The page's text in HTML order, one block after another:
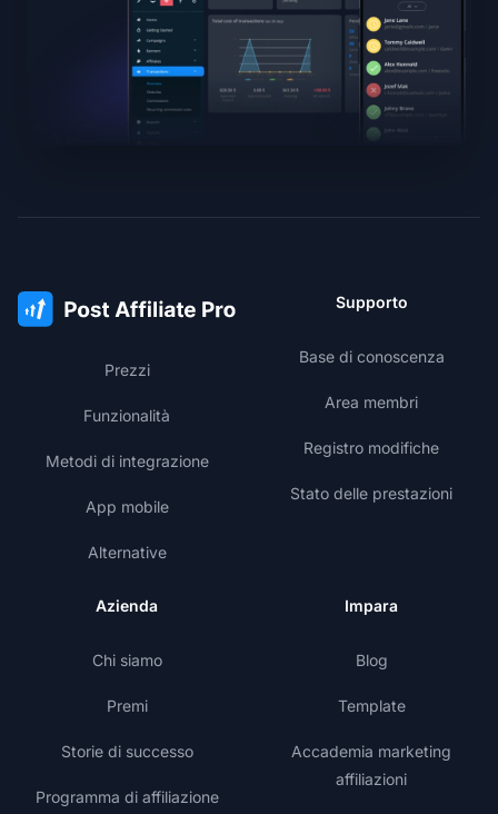
Prezzi
Funzionalità
Metodi di integrazione
App mobile
Alternative
Supporto
Base di conoscenza
Area membri
Registro modifiche
Stato delle prestazioni
Azienda
Chi siamo
Premi
Storie di successo
Programma di affiliazione
Impara
Blog
Template
Accademia marketing
affiliazioni